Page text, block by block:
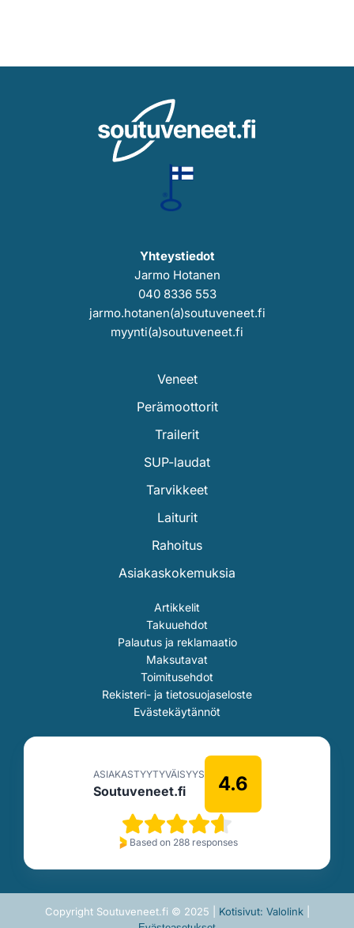
Yhteystiedot
Jarmo Hotanen
040 8336 553
jarmo.hotanen(a)soutuveneet.fi
myynti(a)soutuveneet.fi
Veneet
Perämoottorit
Trailerit
SUP-laudat
Tarvikkeet
Laiturit
Rahoitus
Asiakaskokemuksia
Artikkelit
Takuuehdot
Palautus ja reklamaatio
Maksutavat
Toimitusehdot
Rekisteri- ja tietosuojaseloste
Evästekäytännöt
ASIAKASTYYTYVÄISYYS
Soutuveneet.fi 4.6
Based on 288 responses
Copyright Soutuveneet.fi © 2025 | Kotisivut: Valolink|